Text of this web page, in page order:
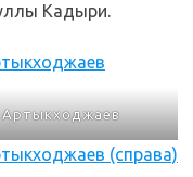
Кадыри.